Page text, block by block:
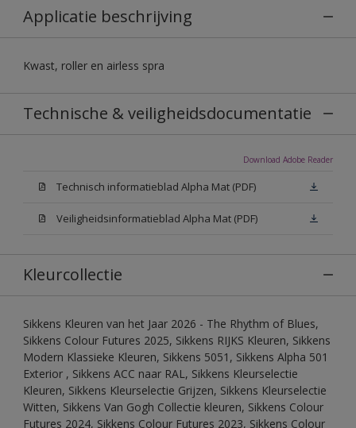
Applicatie beschrijving
Kwast, roller en airless spra
Technische & veiligheidsdocumentatie
Download Adobe Reader
Technisch informatieblad Alpha Mat (PDF)
Veiligheidsinformatieblad Alpha Mat (PDF)
Kleurcollectie
Sikkens Kleuren van het Jaar 2026 - The Rhythm of Blues,
Sikkens Colour Futures 2025, Sikkens RIJKS Kleuren, Sikkens
Modern Klassieke Kleuren, Sikkens 5051, Sikkens Alpha 501
Exterior , Sikkens ACC naar RAL, Sikkens Kleurselectie
Kleuren, Sikkens Kleurselectie Grijzen, Sikkens Kleurselectie
Witten, Sikkens Van Gogh Collectie kleuren, Sikkens Colour
Futures 2024, Sikkens Colour Futures 2023, Sikkens Colour